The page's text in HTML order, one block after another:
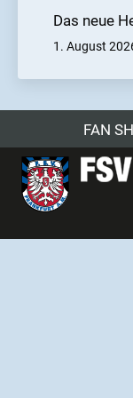
Das neue
1. August
FAN